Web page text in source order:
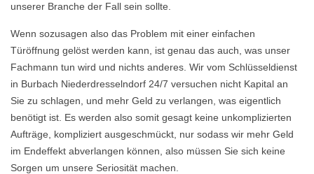
unserer Branche der Fall sein sollte.
Wenn sozusagen also das Problem mit einer einfachen
Türöffnung gelöst werden kann, ist genau das auch, was unser
Fachmann tun wird und nichts anderes. Wir vom Schlüsseldienst
in Burbach Niederdresselndorf 24/7 versuchen nicht Kapital an
Sie zu schlagen, und mehr Geld zu verlangen, was eigentlich
benötigt ist. Es werden also somit gesagt keine unkomplizierten
Aufträge, kompliziert ausgeschmückt, nur sodass wir mehr Geld
im Endeffekt abverlangen können, also müssen Sie sich keine
Sorgen um unsere Seriosität machen.